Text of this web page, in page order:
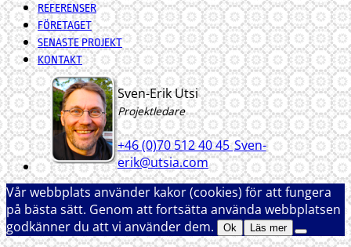
REFERENSER
FÖRETAGET
SENASTE PROJEKT
KONTAKT
Sven-Erik Utsi
Projektledare
+46 (0)70 512 40 45 Sven-
erik@utsia.com
Vår webbplats använder kakor (cookies) för att fungera
på bästa sätt. Genom att fortsätta använda webbplatsen
godkänner du att vi använder dem.
Ok Läs mer